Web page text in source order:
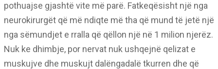
pothuajse gjashtë vite më parë. Fatkeqësisht një nga
neurokirurgët që më ndiqte më tha që mund të jetë një
nga sëmundjet e rralla që qëllon një në 1 milion njerëz.
Nuk ke dhimbje, por nervat nuk ushqejnë qelizat e
muskujve dhe muskujt dalëngadalë tkurren dhe që